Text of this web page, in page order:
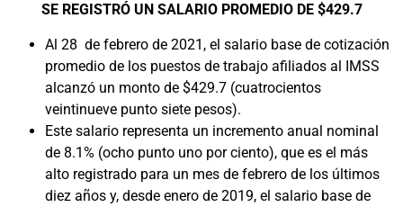
SE REGISTRÓ UN SALARIO PROMEDIO DE $429.7
Al 28 de febrero de 2021, el salario base de cotización
promedio de los puestos de trabajo afiliados al IMSS
alcanzó un monto de $429.7 (cuatrocientos
veintinueve punto siete pesos).
Este salario representa un incremento anual nominal
de 8.1% (ocho punto uno por ciento), que es el más
alto registrado para un mes de febrero de los últimos
diez años y, desde enero de 2019, el salario base de